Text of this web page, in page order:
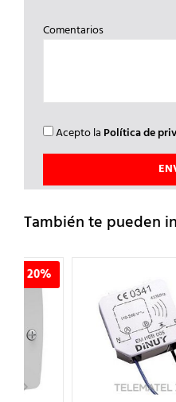
Comentarios
Acepto la Política de
También te pueden